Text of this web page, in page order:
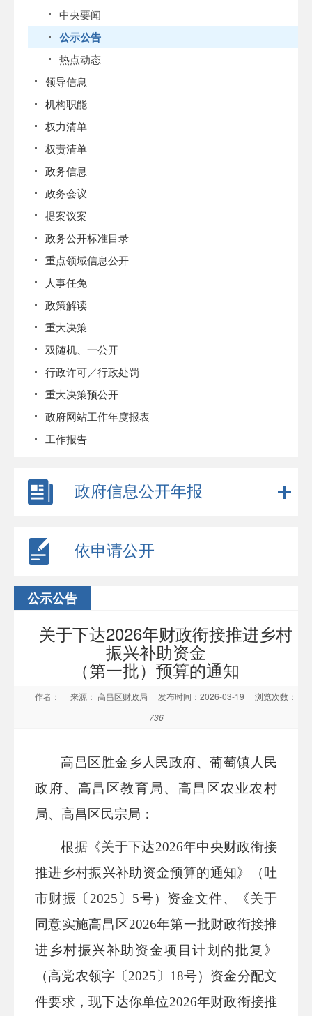
中央要闻
公示公告
热点动态
领导信息
机构职能
权力清单
权责清单
政务信息
政务会议
提案议案
政务公开标准目录
重点领域信息公开
人事任免
政策解读
重大决策
双随机、一公开
行政许可／行政处罚
重大决策预公开
政府网站工作年度报表
工作报告
政府信息公开年报
依申请公开
公示公告
关于下达2026年财政衔接推进乡村
振兴补助资金
（第一批）预算的通知
作者： 来源： 高昌区财政局 发布时间：2026-03-19
浏览次数：
736
高昌区胜金乡人民政府、葡萄镇人民
政府、 高昌区教育局、 高昌区农业农村
局、 高昌区民宗局 ：
根据《关于下达2026年中央财政衔接
推进乡村振兴补助资金预算的通知》（吐
市财振〔2025〕5号） 资金文件、《关于
同意实施高昌区2026年第一批财政衔接推
进乡村振兴补助资金项目计划的批复 》
（高党农领字 〔 2025 〕 18号） 资金分配文
件要求，现下达你单位2026年财政衔接推